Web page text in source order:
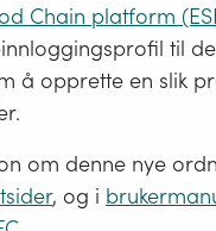
Torgarden,
også sendes på e-
Chain platform
til
å opprette en slik
.
om denne nye
, og i